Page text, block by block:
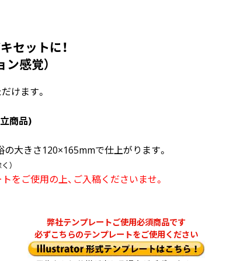
セットに！
感覚）
けます。
商品)
大きさ120×165mmで仕上がります。
）
をご使用の上、ご入稿くださいませ。
弊社テンプレートご使用必須商品です
必ずこちらのテンプレートをご使用ください